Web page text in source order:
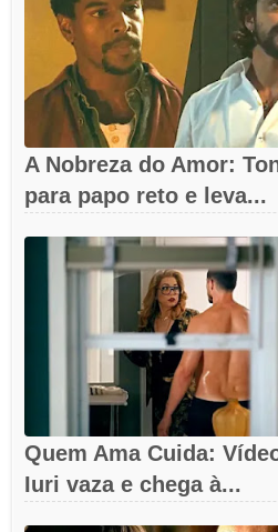
A Nobreza do Amor:
para papo reto e leva...
Quem Ama Cuida:
Iuri vaza e chega à...